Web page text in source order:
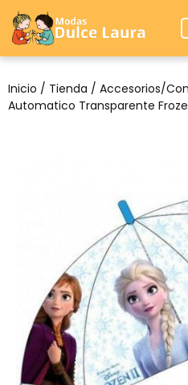
Inicio / Tienda / Accesorios/
Automatico Transparente